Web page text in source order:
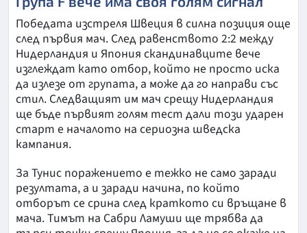
Победата изстреля Швеция в силна позиция още
след първия мач. След равенството 2:2 между
Нидерландия и Япония скандинавците вече
изглеждат като отбор, който не просто иска
да излезе от групата, а може да го направи със
стил. Следващият им мач срещу Нидерландия
ще бъде първият голям тест дали този ударен
старт е началото на сериозна шведска
кампания.
За Тунис поражението е тежко не само заради
резултата, а и заради начина, по който
отборът се срина след краткото си връщане в
мача. Тимът на Сабри Ламуши ще трябва да